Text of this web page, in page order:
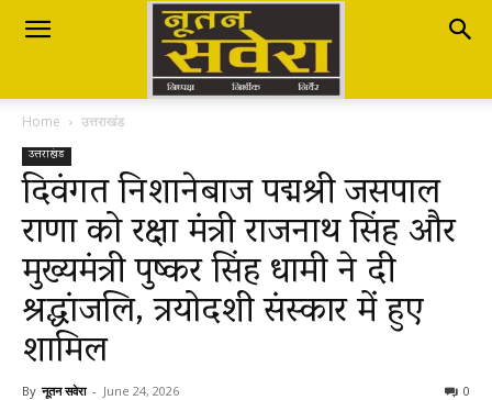
Nutan
Savera
नूतन
सवेरा
Home उत्तराखंड
उत्तराखंड
दिवंगत निशानेबाज पद्मश्री जसपाल
राणा को रक्षा मंत्री राजनाथ सिंह और
मुख्यमंत्री पुष्कर सिंह धामी ने दी
श्रद्धांजलि, त्रयोदशी संस्कार में हुए
शामिल
By नूतन सवेरा - June 24, 2026 0